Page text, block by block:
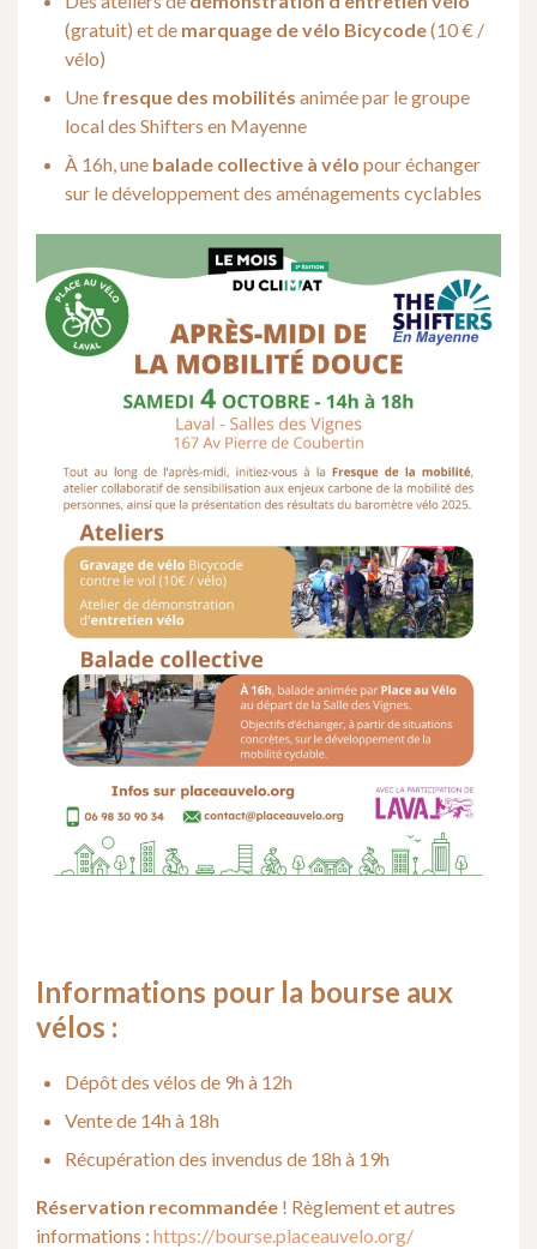
(gratuit) et de marquage de vélo Bicycode(10 € /
vélo)
Une fresque des mobilités animée par le groupe
local des Shifters en Mayenne
À 16h, une balade collective à vélo pour échanger
sur le développement des aménagements cyclables
Informations pour la bourse aux
vélos :
Dépôt des vélos de 9h à 12h
Vente de 14h à 18h
Récupération des invendus de 18h à 19h
Réservation recommandée ! Règlement et autres
informations : https://bourse.placeauvelo.org/